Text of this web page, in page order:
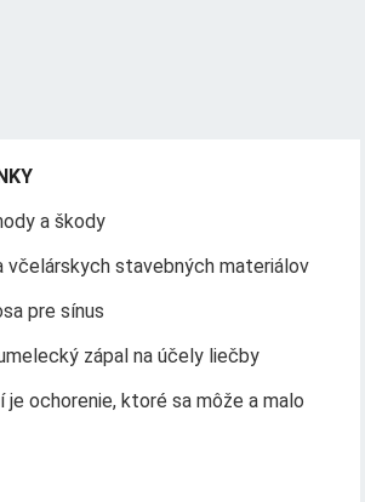
a škody
včelárskych stavebných materiálov
pre sínus
zápal na účely liečby
je ochorenie, ktoré sa môže a malo